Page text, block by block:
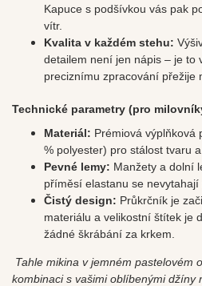
Kapuce s podšívkou vás pak
vítr.
Kvalita v každém stehu:
detailem není jen nápis – je to
preciznímu zpracování přežije
Technické parametry (pro
Materiál: Prémiová výplňková
% polyester) pro stálost tvaru
Pevné lemy: Manžety a dolní
příměsí elastanu se nevytahají
Čistý design: Průkrčník je
materiálu a velikostní štítek je
žádné škrábání za krkem.
Tahle mikina v jemném pastelovém
kombinaci s vašimi oblíbenými džíny